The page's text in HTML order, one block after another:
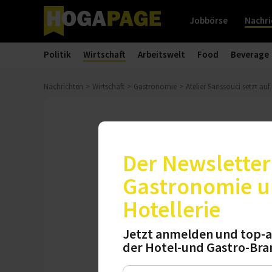
Jobbörse
Politik Wirtschaft Arbeitswelt Food Beverage
Nachrichten Wirtschaft Gastronomie Atelier Sanssouci setzt
Atelier
Das Restaurant in
Statt eines
individuelle
Freitag, 05.06.2026, 11:10
Der
Gastronomie
Hotellerie
Jetzt anmelden und top-
der Hotel-und Gastro-